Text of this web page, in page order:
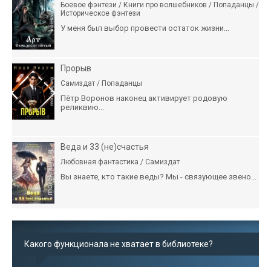
Боевое фэнтези / Книги про волшебников / Попаданцы /
Историческое фэнтези
У меня был выбор провести остаток жизни...
Прорыв
Самиздат / Попаданцы
Пётр Воронов наконец активирует родовую
реликвию...
Веда и 33 (не)счастья
Любовная фантастика / Самиздат
Вы знаете, кто такие веды? Мы - связующее звено...
Какого функционала не хватает в библиотеке?